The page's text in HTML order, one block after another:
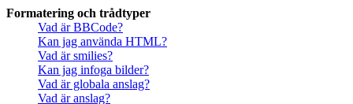
Formatering och trådtyper
Vad är BBCode?
Kan jag använda HTML?
Vad är smilies?
Kan jag infoga bilder?
Vad är globala anslag?
Vad är anslag?